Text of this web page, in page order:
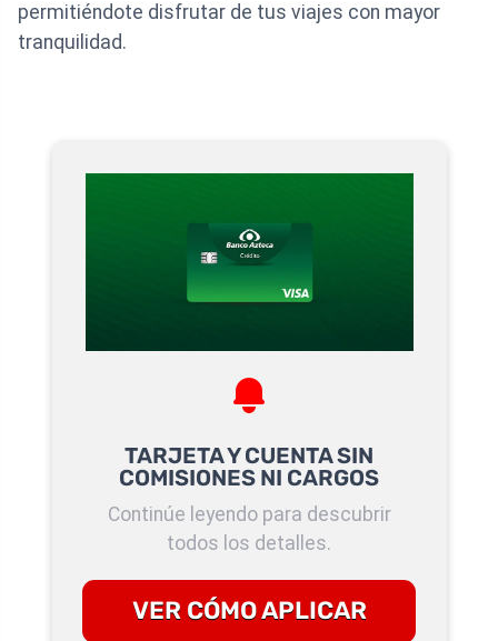
permitiéndote disfrutar de tus viajes con mayor
tranquilidad.
TARJETA Y CUENTA SIN
COMISIONES NI CARGOS
Continúe leyendo para descubrir
todos los detalles.
VER CÓMO APLICAR